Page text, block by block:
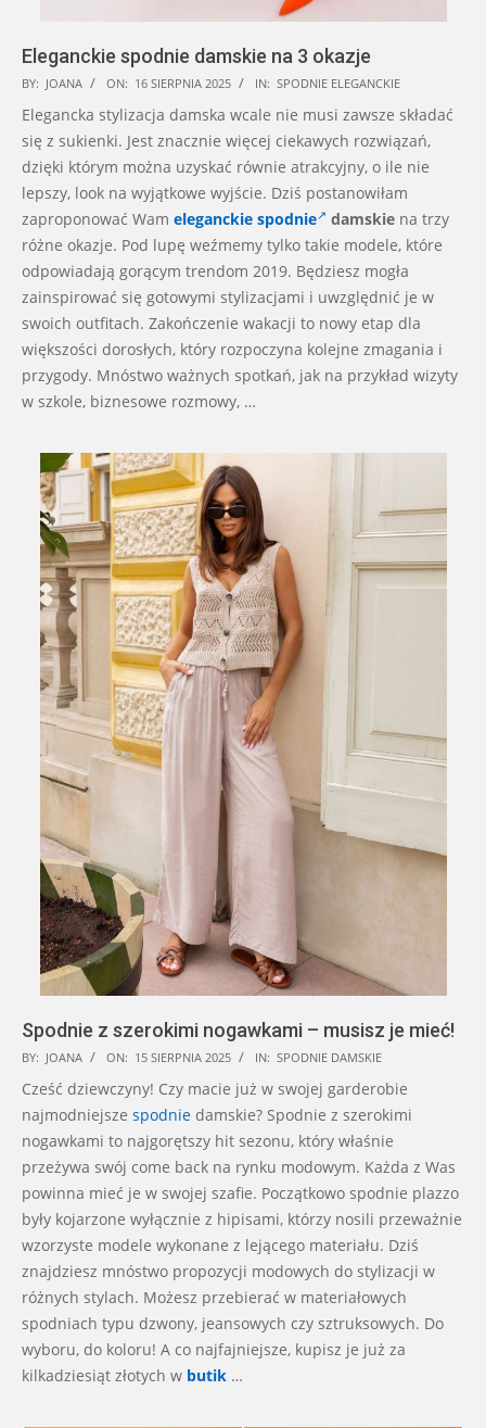
Eleganckie spodnie damskie na 3 okazje
2025-
08-
16
BY: JOANA ON: 16 SIERPNIA 2025 IN: SPODNIE ELEGANCKIE
Elegancka stylizacja damska wcale nie musi zawsze składać
się z sukienki. Jest znacznie więcej ciekawych rozwiązań,
dzięki którym można uzyskać równie atrakcyjny, o ile nie
lepszy, look na wyjątkowe wyjście. Dziś postanowiłam
zaproponować Wam eleganckie spodnie damskie na trzy
różne okazje. Pod lupę weźmemy tylko takie modele, które
odpowiadają gorącym trendom 2019. Będziesz mogła
zainspirować się gotowymi stylizacjami i uwzględnić je w
swoich outfitach. Zakończenie wakacji to nowy etap dla
większości dorosłych, który rozpoczyna kolejne zmagania i
przygody. Mnóstwo ważnych spotkań, jak na przykład wizyty
w szkole, biznesowe rozmowy, …
Spodnie z szerokimi nogawkami – musisz je mieć!
2025-
08-
15
BY: JOANA ON: 15 SIERPNIA 2025 IN: SPODNIE DAMSKIE
Cześć dziewczyny! Czy macie już w swojej garderobie
najmodniejsze spodnie damskie? Spodnie z szerokimi
nogawkami to najgorętszy hit sezonu, który właśnie
przeżywa swój come back na rynku modowym. Każda z Was
powinna mieć je w swojej szafie. Początkowo spodnie plazzo
były kojarzone wyłącznie z hipisami, którzy nosili przeważnie
wzorzyste modele wykonane z lejącego materiału. Dziś
znajdziesz mnóstwo propozycji modowych do stylizacji w
różnych stylach. Możesz przebierać w materiałowych
spodniach typu dzwony, jeansowych czy sztruksowych. Do
wyboru, do koloru! A co najfajniejsze, kupisz je już za
kilkadziesiąt złotych w butik …